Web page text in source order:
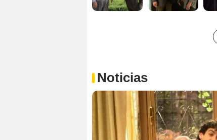
Noticias